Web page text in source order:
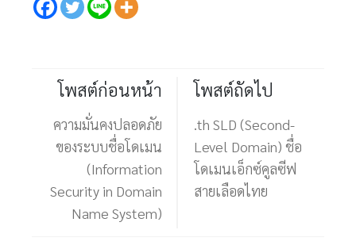
โพสต์ก่อนหน้า
ความมั่นคงปลอดภัย
ของระบบชื่อโดเมน
(Information
Security in Domain
Name System)
โพสต์ถัดไป
.th SLD (Second-
Level Domain) ชื่อ
โดเมนเอ็กซ์คูลซีฟ
สายเลือดไทย